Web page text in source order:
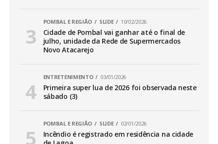
POMBAL E REGIÃO SLIDE 10/02/2026
Cidade de Pombal vai ganhar até o final de
julho, unidade da Rede de Supermercados
Novo Atacarejo
ENTRETENIMENTO 03/01/2026
Primeira super lua de 2026 foi observada neste
sábado (3)
POMBAL E REGIÃO SLIDE 02/01/2026
Incêndio é registrado em residência na cidade